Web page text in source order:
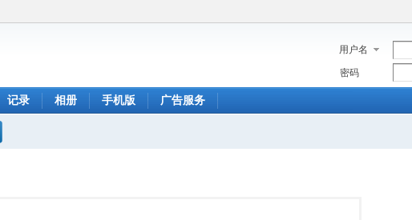
用户名
密码
记录 相册 手机版 广告服务